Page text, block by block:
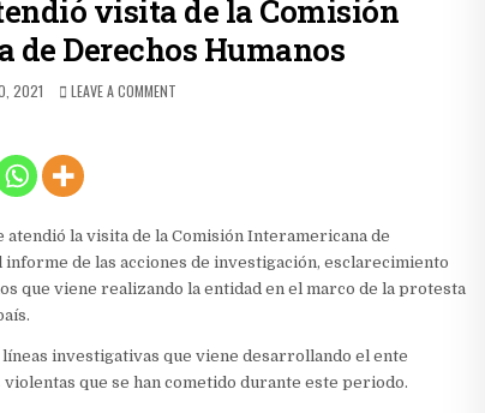
visita de la Comisión
de Derechos Humanos
2021 LEAVE A COMMENT
COMISIÓN
INTERAMERICANA
DE
DERECHOS
atendió la visita de la Comisión Interamericana de
de las acciones de investigación, esclarecimiento
que viene realizando la entidad en el marco de la protesta
investigativas que viene desarrollando el ente
que se han cometido durante este periodo.